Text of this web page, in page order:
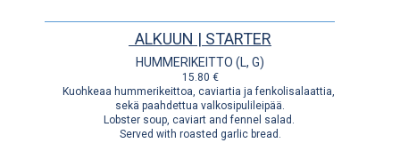
ALKUUN | STARTER
HUMMERIKEITTO (L, G)
15.80 €
Kuohkeaa hummerikeittoa, caviartia ja fenkolisalaattia,
sekä paahdettua valkosipulileipää.
Lobster soup, caviart and fennel salad.
Served with roasted garlic bread.